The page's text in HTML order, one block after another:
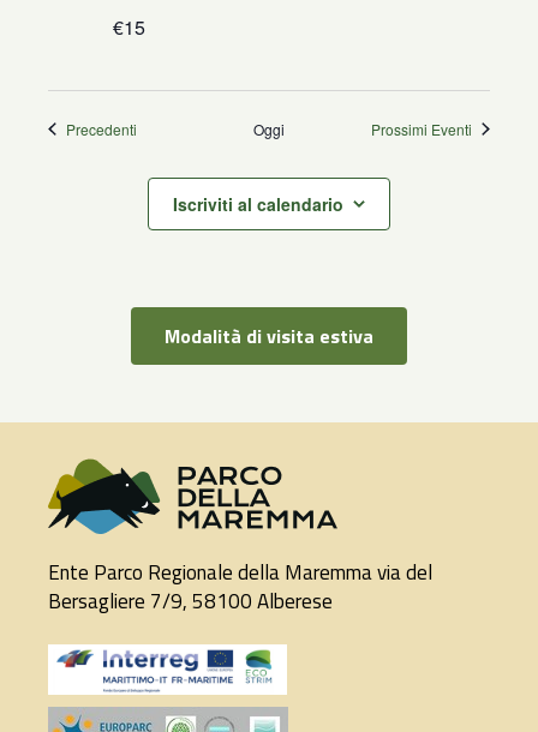
€15
Eventi
Precedenti Oggi Prossimi Eventi
Iscriviti al calendario
Modalità di visita estiva
Ente Parco Regionale della Maremma via del
Bersagliere 7/9, 58100 Alberese